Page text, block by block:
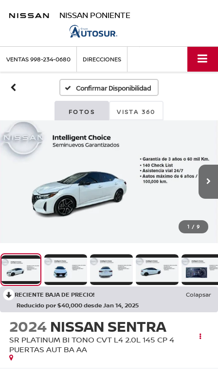
NISSAN PONIENTE
VENTAS998-234-0680 DIRECCIONES
Confirmar Disponibilidad
FOTOS VISTA 360
1 / 9
RECIENTE BAJA DE PRECIO!
Colapsar
Reducido por $40,000 desde Jan 14, 2025
2024 NISSAN SENTRA
SR PLATINUM BI TONO CVT L4 2.0L 145 CP 4
PUERTAS AUT BA AA